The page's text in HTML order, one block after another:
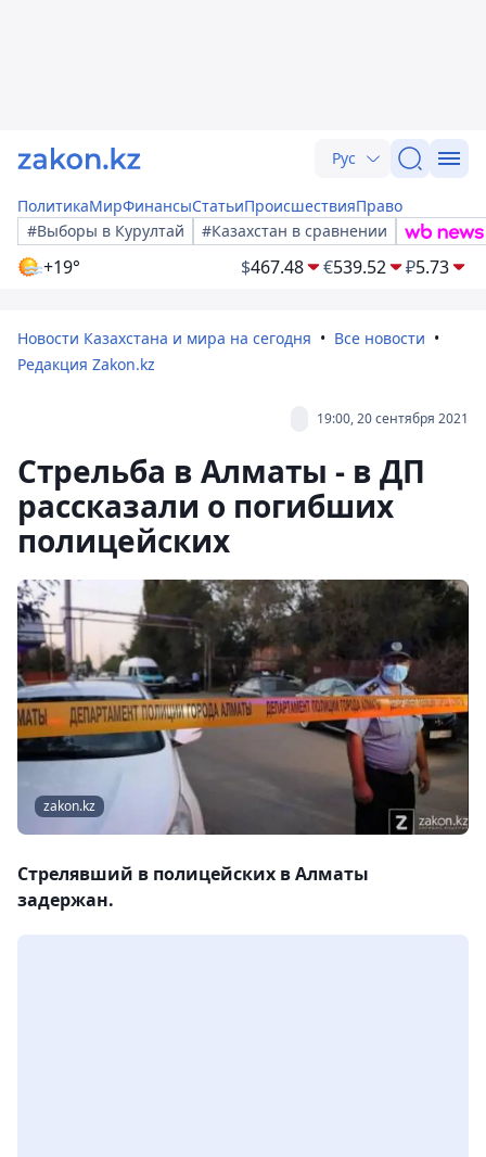
Рус
ПолитикаМирФинансыСтатьиПроисшествияПраво
#Выборы в Курултай
#Казахстан в сравнении
+19° $467.48 €539.52 ₽5.73
Новости Казахстана и мира на сегодня
Все новости
Редакция Zakon.kz
19:00, 20 сентября 2021
Стрельба в Алматы - в ДП
рассказали о погибших
полицейских
zakon.kz
Стрелявший в полицейских в Алматы
задержан.